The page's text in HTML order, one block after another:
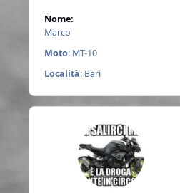
Nome:
Marco
Moto: MT-10
Località: Bari